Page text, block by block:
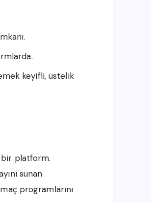
keyifli, üstelik
bir platform.
sunan
programlarını